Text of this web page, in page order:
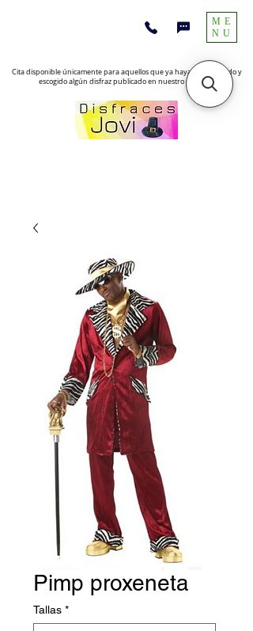
Cita disponible únicamente para aquellos que ya hayan encontrado y
escogido algún disfraz publicado en nuestro sitio web
ME
NU
Pimp proxeneta
Tallas *